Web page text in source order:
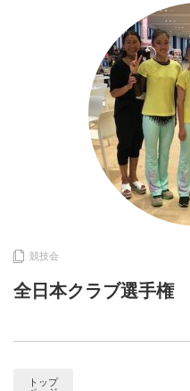
競技会
全日本クラブ選手権
トップ